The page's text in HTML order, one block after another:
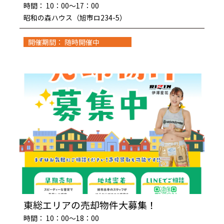
時間： 10：00～17：00
昭和の森ハウス（旭市ロ234-5）
開催期間： 随時開催中
東総エリアの売却物件大募集！
時間： 10：00～18：00